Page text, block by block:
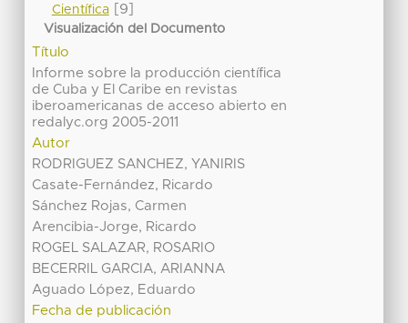
Científica[9]
Visualización del Documento
Título
Informe sobre la producción científica
de Cuba y El Caribe en revistas
iberoamericanas de acceso abierto en
redalyc.org 2005-2011
Autor
RODRIGUEZ SANCHEZ, YANIRIS
Casate-Fernández, Ricardo
Sánchez Rojas, Carmen
Arencibia-Jorge, Ricardo
ROGEL SALAZAR, ROSARIO
BECERRIL GARCIA, ARIANNA
Aguado López, Eduardo
Fecha de publicación